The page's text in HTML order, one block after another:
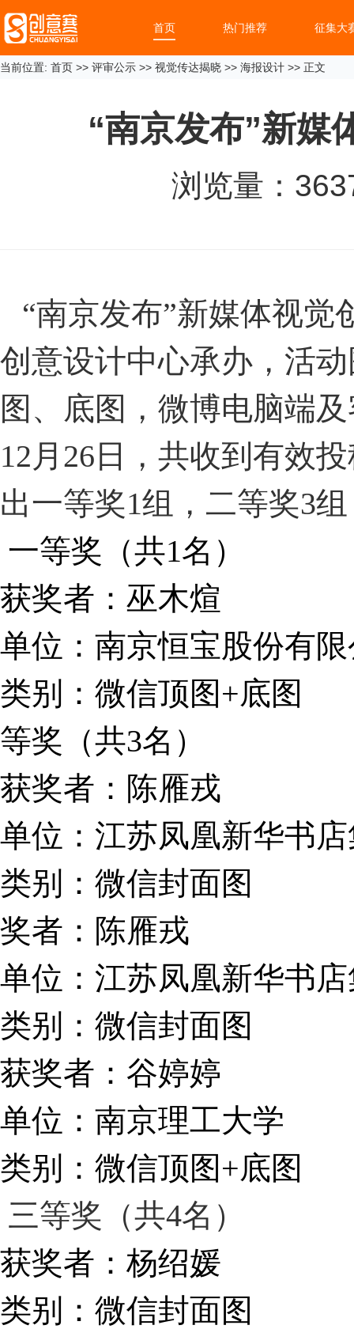
首页 热门推荐 征集大
当前位置: 首页 >> 评审公示 >> 视觉传达揭晓 >> 海报设计 >> 正文
“南京发布”新媒
浏览量：
“南京发布”新媒体视
创意设计中心承办，活
图、底图，微博电脑端
12月26日，共收到有效
出一等奖1组，二等奖3
一等奖（共1名）
获奖者：巫木煊
单位：南京恒宝股份有
类别：微信顶图+底图
等奖（共3名）
获奖者：陈雁戎
单位：江苏凤凰新华书
类别：微信封面图
奖者：陈雁戎
单位：江苏凤凰新华书
类别：微信封面图
获奖者：谷婷婷
单位：南京理工大学
类别：微信顶图+底图
三等奖（共4名）
获奖者：杨绍媛
类别：微信封面图